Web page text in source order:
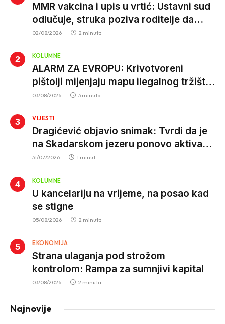
MMR vakcina i upis u vrtić: Ustavni sud
odlučuje, struka poziva roditelje da
vjeruju nauci
02/08/2026 2 minuta
KOLUMNE
ALARM ZA EVROPU: Krivotvoreni
pištolji mijenjaju mapu ilegalnog tržišta,
istrage ukazuju na proizvodnju van EU
03/08/2026 3 minuta
VIJESTI
Dragićević objavio snimak: Tvrdi da je
na Skadarskom jezeru ponovo aktivan
krivolov strujom
31/07/2026 1 minut
KOLUMNE
U kancelariju na vrijeme, na posao kad
se stigne
05/08/2026 2 minuta
EKONOMIJA
Strana ulaganja pod strožom
kontrolom: Rampa za sumnjivi kapital
03/08/2026 2 minuta
Najnovije